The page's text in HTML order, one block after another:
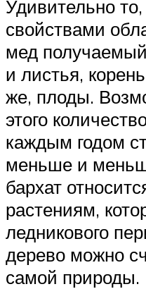
Удивительно
свойствами
мед
и листья,
же, плоды.
этого
каждым годом
меньше и
бархат
растениям,
ледникового
дерево можно
самой природы.